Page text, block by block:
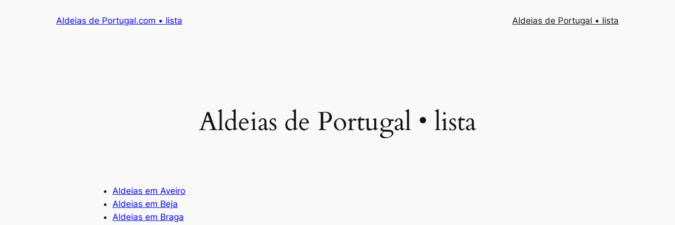
Aldeias de Portugal.com • lista Aldeias de Portugal • lista
Aldeias de Portugal • lista
Aldeias em Aveiro
Aldeias em Beja
Aldeias em Braga